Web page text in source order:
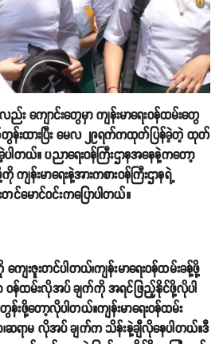
ကျောင်းတွေမှာ ကျန်းမာရေးဝန်ထမ်းတွေ
းထားပြီး မေလ ၂၉ရက်ကထုတ်ပြန်ခဲ့တဲ့ ထုတ်
ပါတယ်။ ပညာရေးဝန်ကြီးဌာနအနေနဲ့ကတော့
ကျန်းမာရေးနဲ့အားကစားဝန်ကြီးဌာနရဲ့
ာင်ဝင်းကပြောပါတယ်။
ေးဇူးတင်ပါတယ်၊ကျန်းမာရေးဝန်ထမ်းခန့်ဖို့
မှာ ဝန်ထမ်းလိုအပ် ချက်ကို အရင်ဖြည့်နိုင်ဖို့လိုပါ
ဖို့တော့လိုပါတယ်။ကျန်းမာရေးဝန်ထမ်း
ဆရာမ လိုအပ် ချက်က သိန်းနဲ့ချီလိုနေပါတယ်။ဒီ